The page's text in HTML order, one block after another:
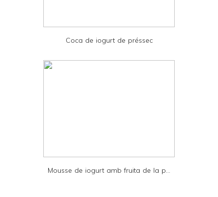
Coca de iogurt de préssec
Mousse de iogurt amb fruita de la p...